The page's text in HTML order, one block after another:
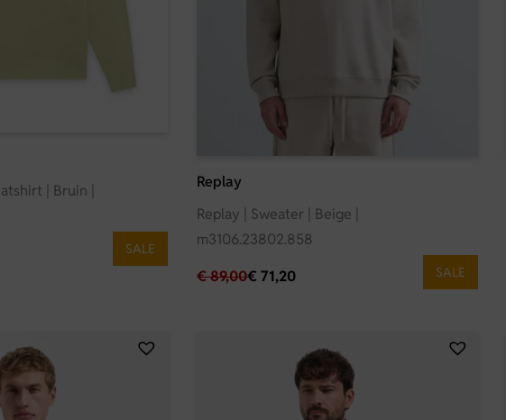
SALE
| Bruin | Replay
SALE
Replay | Sweater | Beige |
m3106.23802.858
€89,00€ 71,20